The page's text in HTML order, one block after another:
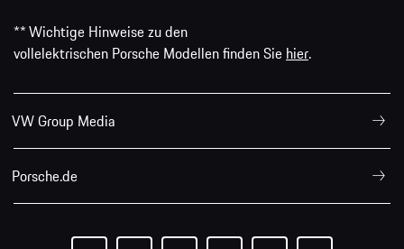
** Wichtige Hinweise zu den
vollelektrischen Porsche Modellen finden Sie hier.
VW Group Media
Porsche.de